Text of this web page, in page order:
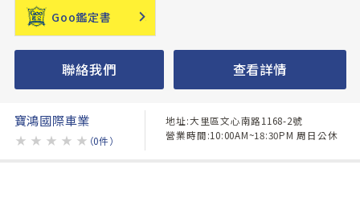
Goo鑑定書
聯絡我們 查看詳情
寶鴻國際車業
★ ★ ★ ★ ★ （0件）
地址:大里區文心南路1168-2號
營業時間:10:00AM~18:30PM 周日公休